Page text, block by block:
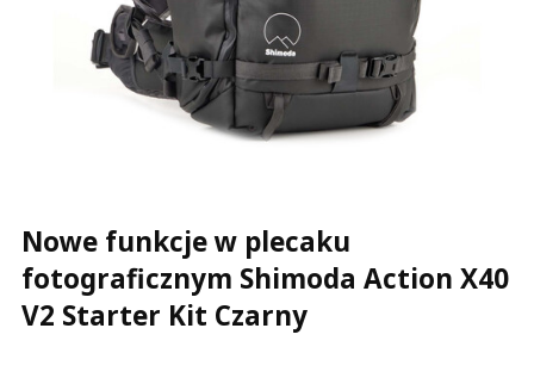
Nowe funkcje w plecaku
fotograficznym Shimoda Action X40
V2 Starter Kit Czarny